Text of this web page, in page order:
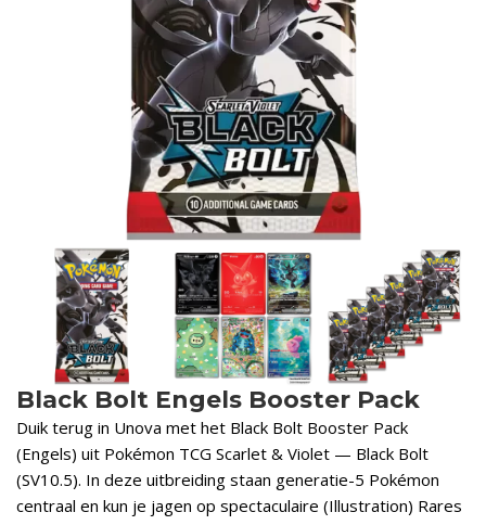
Black Bolt Engels Booster Pack
Duik terug in Unova met het Black Bolt Booster Pack
(Engels) uit Pokémon TCG Scarlet & Violet — Black Bolt
(SV10.5). In deze uitbreiding staan generatie-5 Pokémon
centraal en kun je jagen op spectaculaire (Illustration) Rares